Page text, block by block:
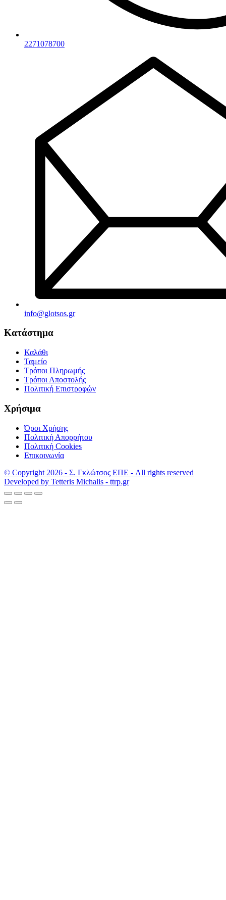
2271078700
info@glotsos.gr
Κατάστημα
Καλάθι
Ταμείο
Τρόποι Πληρωμής
Τρόποι Αποστολής
Πολιτική Επιστροφών
Χρήσιμα
Όροι Χρήσης
Πολιτική Απορρήτου
Πολιτική Cookies
Επικοινωνία
© Copyright 2026 - Σ. Γκλώτσος ΕΠΕ - All rights reserved
Developed by Tetteris Michalis - ttrp.gr